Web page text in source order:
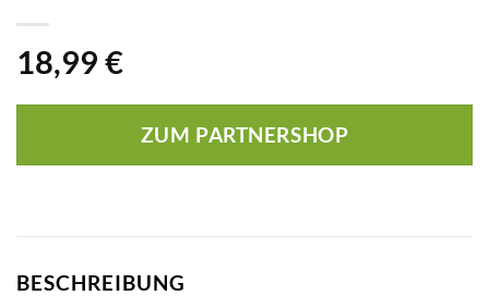
18,99 €
ZUM PARTNERSHOP
BESCHREIBUNG